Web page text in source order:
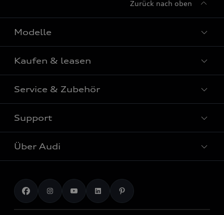
Zurück nach oben
Modelle
Alle Modelle
Modelle vergleichen
Elektromodelle
Plug-in-Hybride
Kaufen & leasen
Neuwagensuche
Gebrauchtwagensuche
Gebrauchtwagen
Geschäftskunden
Service & Zubehör
Saisonale Angebote
Audi Services
Garantie
Audi digital services
myAudi
Support
Kundenservice
Audi Code
Häufige Fragen (FAQ)
Über Audi
Unternehmen
Karriere